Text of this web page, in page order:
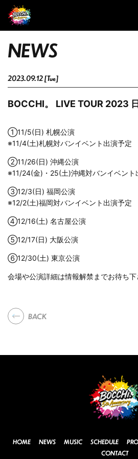
NEWS
2023.09.12 [Tue]
BOCCHI。 LIVE TOUR 2023
①11/5(日) 札幌公演
※11/4(土)札幌対バンイベント出演予定
②11/26(日) 沖縄公演
※11/24(金)・25(土)沖縄対バンイベント
③12/3(日) 福岡公演
※12/2(土)福岡対バンイベント出演予定
④12/16(土) 名古屋公演
⑤12/17(日) 大阪公演
⑥12/30(土) 東京公演
会場や公演詳細は情報解禁までお待ち下
BACK
HOME NEWS MUSIC SCHEDULE
CONTACT